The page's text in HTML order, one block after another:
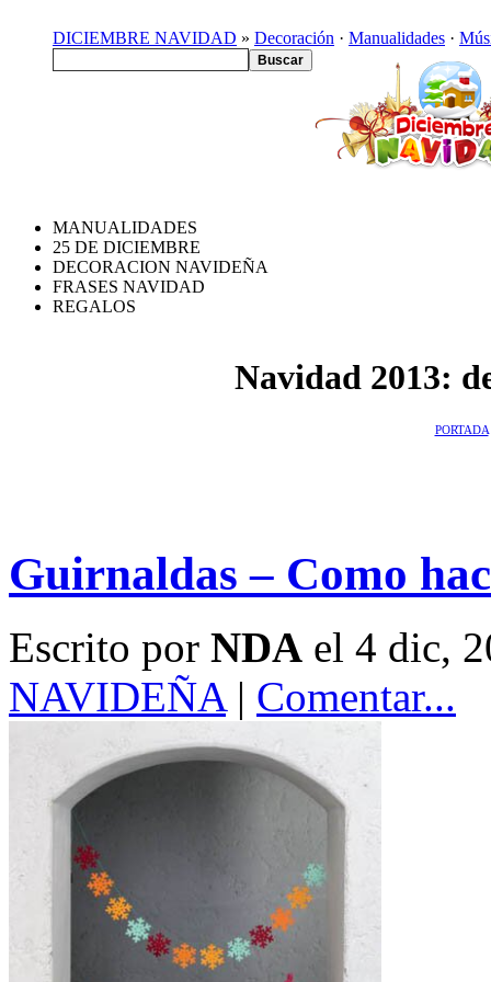
DICIEMBRE NAVIDAD » Decoración · Manualidades ·
MANUALIDADES
25 DE DICIEMBRE
DECORACION NAVIDEÑA
FRASES NAVIDAD
REGALOS
Navidad 2013:
PORTADA
Guirnaldas – Como
Escrito por NDA el 4 dic,
NAVIDEÑA| Comentar...